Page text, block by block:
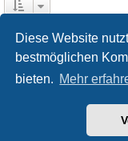
Diese Website
bestmöglichen
bieten. Mehr
Powered by